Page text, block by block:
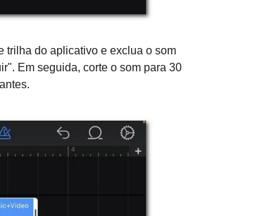
trilha do aplicativo e exclua o som
Em seguida, corte o som para 30